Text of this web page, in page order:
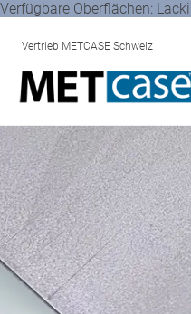
Verfügbare Oberflächen:
Vertrieb METCASE Schweiz